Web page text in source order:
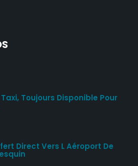
Toujours Disponible Pour
Direct Vers L Aéroport De